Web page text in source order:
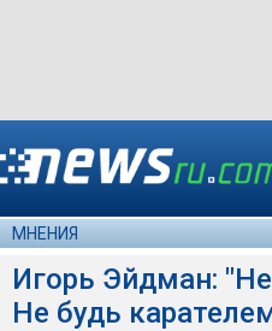
МНЕНИЯ
Игорь Эйдман:
Не будь